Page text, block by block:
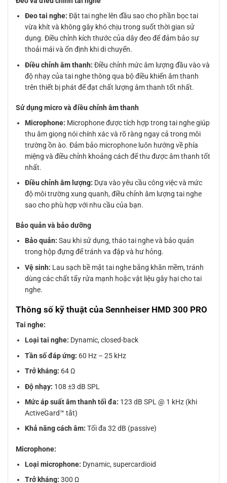
Đeo tai nghe: Đặt tai nghe lên đầu sao cho phần bọc tai
vừa khít và không gây khó chịu trong suốt thời gian sử
dụng. Điều chỉnh kích thước của dây đeo để đảm bảo sự
thoải mái và ổn định khi di chuyển.
Điều chỉnh âm thanh: Điều chỉnh mức âm lượng đầu vào và
độ nhạy của tai nghe thông qua bộ điều khiển âm thanh
trên thiết bị phát để đạt chất lượng âm thanh tốt nhất.
Sử dụng micro và điều chỉnh âm thanh
Microphone: Microphone được tích hợp trong tai nghe giúp
thu âm giọng nói chính xác và rõ ràng ngay cả trong môi
trường ồn ào. Đảm bảo microphone luôn hướng về phía
miệng và điều chỉnh khoảng cách để thu được âm thanh tốt
nhất.
Điều chỉnh âm lượng: Dựa vào yêu cầu công việc và mức
độ môi trường xung quanh, điều chỉnh âm lượng tai nghe
sao cho phù hợp với nhu cầu của bạn.
Bảo quản và bảo dưỡng
Bảo quản: Sau khi sử dụng, tháo tai nghe và bảo quản
trong hộp đựng để tránh va đập và hư hỏng.
Vệ sinh: Lau sạch bề mặt tai nghe bằng khăn mềm, tránh
dùng các chất tẩy rửa mạnh hoặc vật liệu gây hại cho tai
nghe.
Thông số kỹ thuật của Sennheiser HMD 300 PRO
Tai nghe:
Loại tai nghe: Dynamic, closed-back
Tần số đáp ứng: 60 Hz – 25 kHz
Trở kháng: 64 Ω
Độ nhạy: 108 ±3 dB SPL
Mức áp suất âm thanh tối đa: 123 dB SPL @ 1 kHz (khi
ActiveGard™ tắt)
Khả năng cách âm: Tối đa 32 dB (passive)
Microphone:
Loại microphone: Dynamic, supercardioid
Trở kháng: 300 Ω